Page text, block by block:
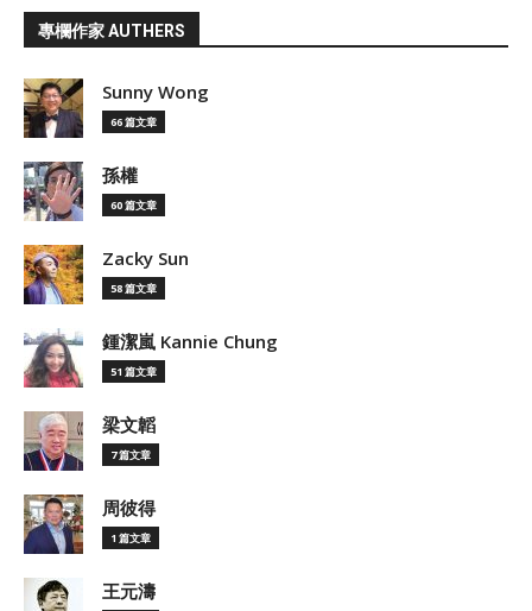
專欄作家 AUTHERS
Sunny Wong
66 篇文章
孫權
60 篇文章
Zacky Sun
58 篇文章
鍾潔嵐 Kannie Chung
51 篇文章
梁文韜
7 篇文章
周彼得
1 篇文章
王元濤